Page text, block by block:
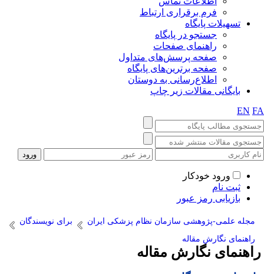
فرم برقراری ارتباط
تسهیلات پایگاه
جستجو در پایگاه
راهنمای صفحات
صفحه پرسش‌های متداول
صفحه برترین‌های پایگاه
اطلاع‌رسانی به دوستان
بایگانی مقالات زیر چاپ
EN
ورود خودکار
ثبت نام
بازیابی رمز عبور
مجله علمی-پژوهشی سازمان نظام پزشکی ایران
برای نویسندگان
راهنمای نگارش مقاله
نگارش مقاله